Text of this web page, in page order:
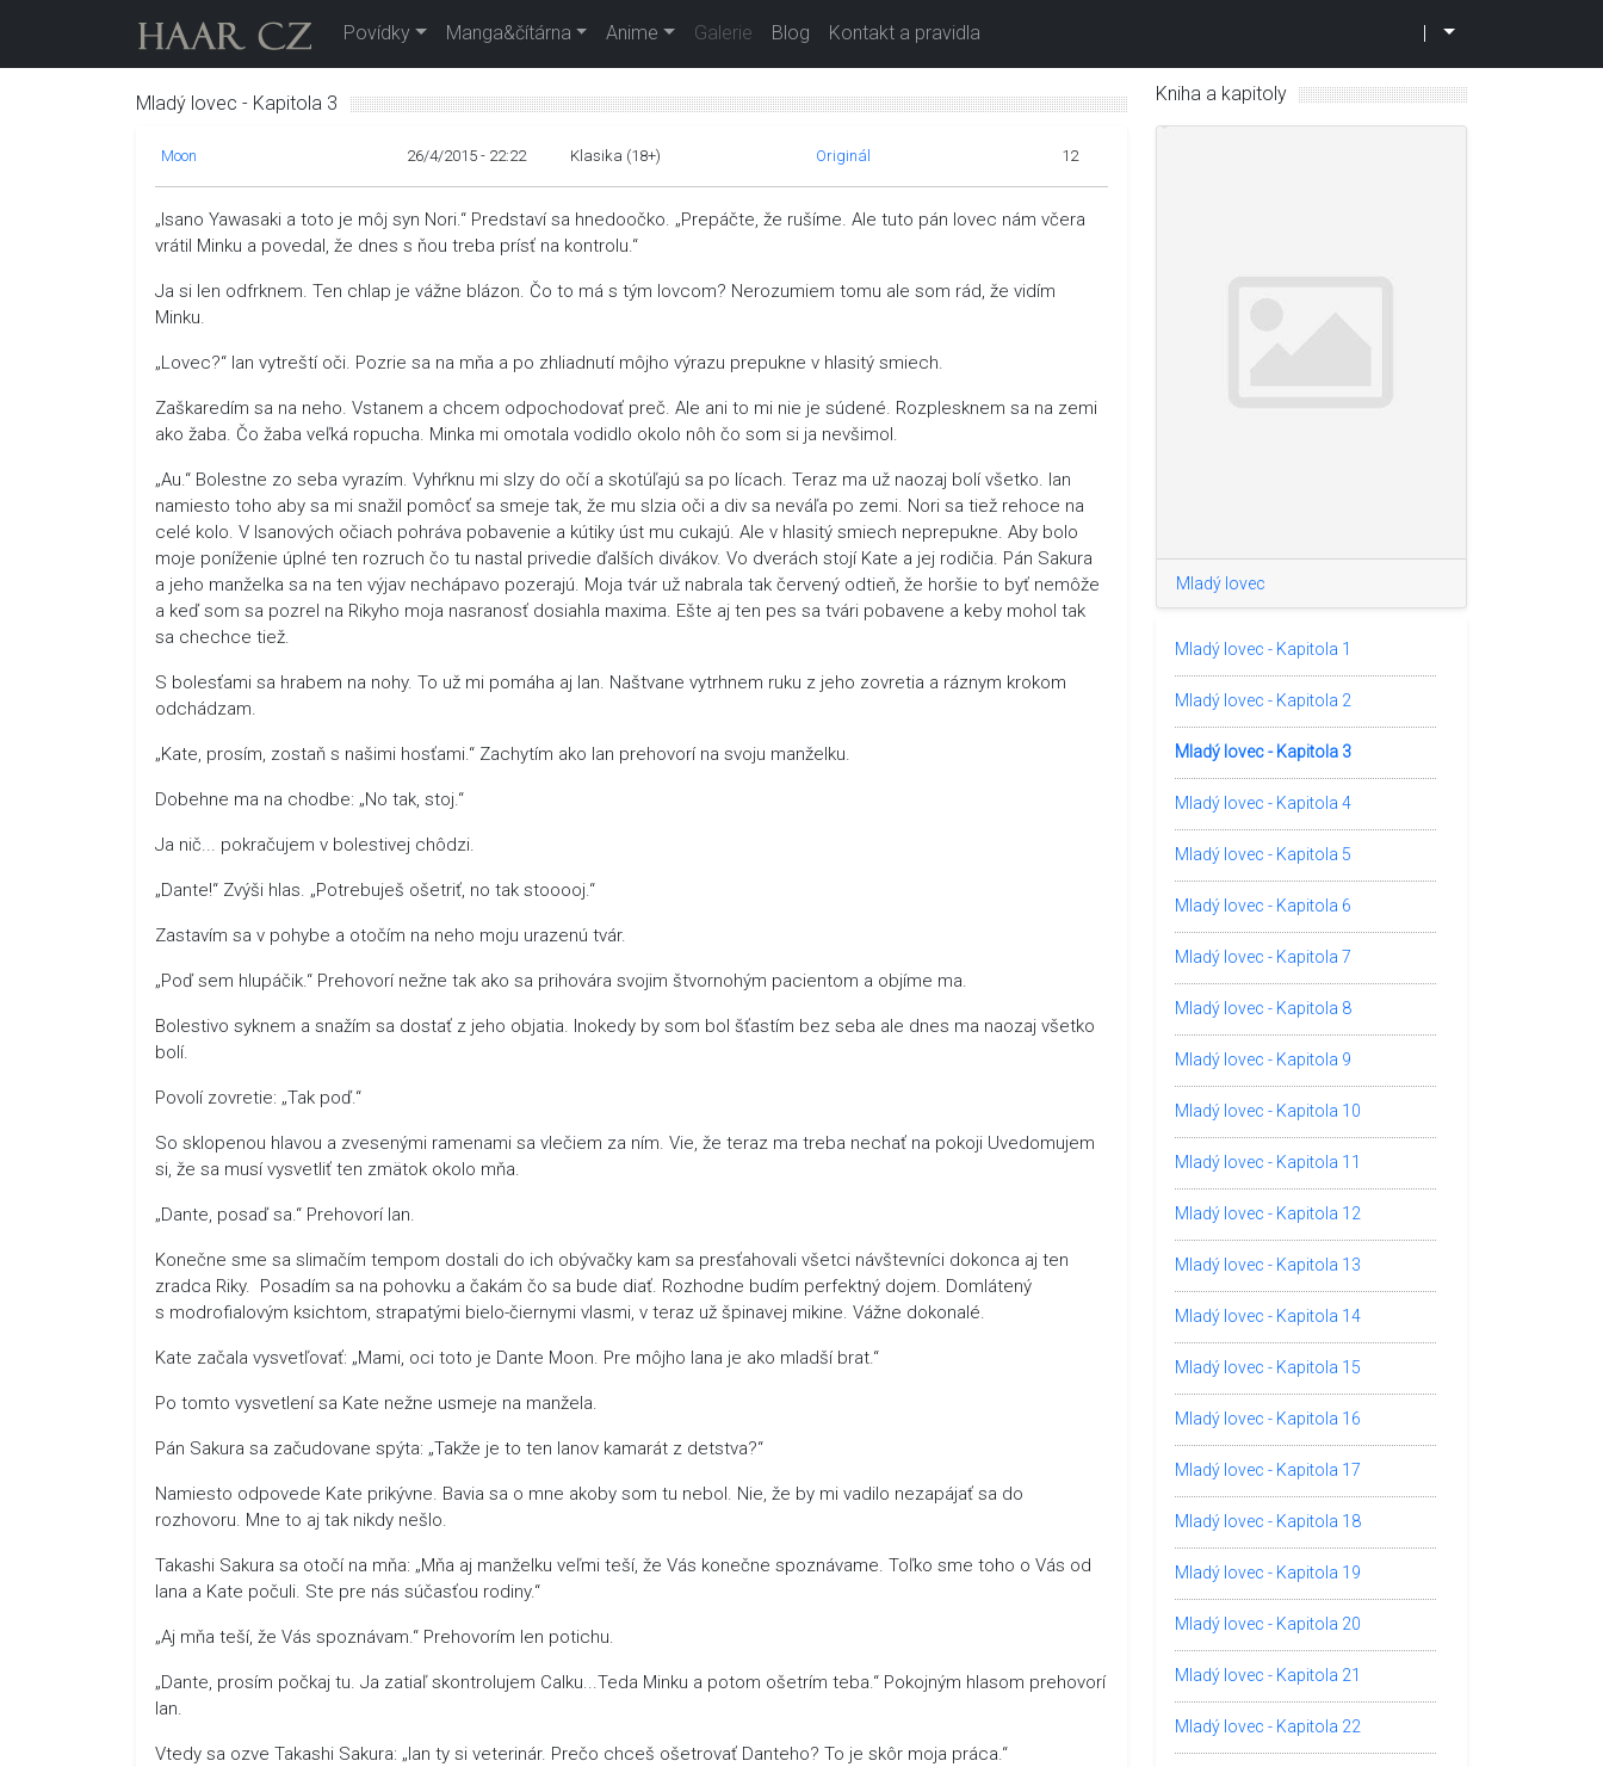
Povídky Manga&čítárna Anime Galerie Blog Kontakt a pravidla
Mladý lovec - Kapitola 3
Moon 26/4/2015 - 22:22 Klasika (18+) Originál 12
„Isano Yawasaki a toto je môj syn Nori.“ Predstaví sa hnedoočko. „Prepáčte, že rušíme. Ale tuto pán lovec nám včera
vrátil Minku a povedal, že dnes s ňou treba prísť na kontrolu.“
Ja si len odfrknem. Ten chlap je vážne blázon. Čo to má s tým lovcom? Nerozumiem tomu ale som rád, že vidím
Minku.
„Lovec?“ Ian vytreští oči. Pozrie sa na mňa a po zhliadnutí môjho výrazu prepukne v hlasitý smiech.
Zaškaredím sa na neho. Vstanem a chcem odpochodovať preč. Ale ani to mi nie je súdené. Rozplesknem sa na zemi
ako žaba. Čo žaba veľká ropucha. Minka mi omotala vodidlo okolo nôh čo som si ja nevšimol.
„Au.“ Bolestne zo seba vyrazím. Vyhŕknu mi slzy do očí a skotúľajú sa po lícach. Teraz ma už naozaj bolí všetko. Ian
namiesto toho aby sa mi snažil pomôcť sa smeje tak, že mu slzia oči a div sa neváľa po zemi. Nori sa tiež rehoce na
celé kolo. V Isanových očiach pohráva pobavenie a kútiky úst mu cukajú. Ale v hlasitý smiech neprepukne. Aby bolo
moje poníženie úplné ten rozruch čo tu nastal privedie ďalších divákov. Vo dverách stojí Kate a jej rodičia. Pán Sakura
a jeho manželka sa na ten výjav nechápavo pozerajú. Moja tvár už nabrala tak červený odtieň, že horšie to byť nemôže
a keď som sa pozrel na Rikyho moja nasranosť dosiahla maxima. Ešte aj ten pes sa tvári pobavene a keby mohol tak
sa chechce tiež.
S bolesťami sa hrabem na nohy. To už mi pomáha aj Ian. Naštvane vytrhnem ruku z jeho zovretia a ráznym krokom
odchádzam.
„Kate, prosím, zostaň s našimi hosťami.“ Zachytím ako Ian prehovorí na svoju manželku.
Dobehne ma na chodbe: „No tak, stoj.“
Ja nič... pokračujem v bolestivej chôdzi.
„Dante!“ Zvýši hlas. „Potrebuješ ošetriť, no tak stooooj.“
Zastavím sa v pohybe a otočím na neho moju urazenú tvár.
„Poď sem hlupáčik.“ Prehovorí nežne tak ako sa prihovára svojim štvornohým pacientom a objíme ma.
Bolestivo syknem a snažím sa dostať z jeho objatia. Inokedy by som bol šťastím bez seba ale dnes ma naozaj všetko
bolí.
Povolí zovretie: „Tak poď.“
So sklopenou hlavou a zvesenými ramenami sa vlečiem za ním. Vie, že teraz ma treba nechať na pokoji Uvedomujem
si, že sa musí vysvetliť ten zmätok okolo mňa.
„Dante, posaď sa.“ Prehovorí Ian.
Konečne sme sa slimačím tempom dostali do ich obývačky kam sa presťahovali všetci návštevníci dokonca aj ten
zradca Riky. Posadím sa na pohovku a čakám čo sa bude diať. Rozhodne budím perfektný dojem. Domlátený
s modrofialovým ksichtom, strapatými bielo-čiernymi vlasmi, v teraz už špinavej mikine. Vážne dokonalé.
Kate začala vysvetľovať: „Mami, oci toto je Dante Moon. Pre môjho Iana je ako mladší brat.“
Po tomto vysvetlení sa Kate nežne usmeje na manžela.
Pán Sakura sa začudovane spýta: „Takže je to ten Ianov kamarát z detstva?“
Namiesto odpovede Kate prikývne. Bavia sa o mne akoby som tu nebol. Nie, že by mi vadilo nezapájať sa do
rozhovoru. Mne to aj tak nikdy nešlo.
Takashi Sakura sa otočí na mňa: „Mňa aj manželku veľmi teší, že Vás konečne spoznávame. Toľko sme toho o Vás od
Iana a Kate počuli. Ste pre nás súčasťou rodiny.“
„Aj mňa teší, že Vás spoznávam.“ Prehovorím len potichu.
„Dante, prosím počkaj tu. Ja zatiaľ skontrolujem Calku...Teda Minku a potom ošetrím teba.“ Pokojným hlasom prehovorí
Ian.
Vtedy sa ozve Takashi Sakura: „Ian ty si veterinár. Prečo chceš ošetrovať Danteho? To je skôr moja práca.“
Kniha a kapitoly
Mladý lovec
Mladý lovec - Kapitola 1
Mladý lovec - Kapitola 2
Mladý lovec - Kapitola 3
Mladý lovec - Kapitola 4
Mladý lovec - Kapitola 5
Mladý lovec - Kapitola 6
Mladý lovec - Kapitola 7
Mladý lovec - Kapitola 8
Mladý lovec - Kapitola 9
Mladý lovec - Kapitola 10
Mladý lovec - Kapitola 11
Mladý lovec - Kapitola 12
Mladý lovec - Kapitola 13
Mladý lovec - Kapitola 14
Mladý lovec - Kapitola 15
Mladý lovec - Kapitola 16
Mladý lovec - Kapitola 17
Mladý lovec - Kapitola 18
Mladý lovec - Kapitola 19
Mladý lovec - Kapitola 20
Mladý lovec - Kapitola 21
Mladý lovec - Kapitola 22